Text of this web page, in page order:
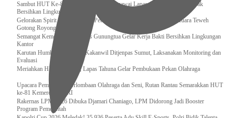
Sambut HUT Ke-81 Kemerdekaan RI, Pegawai Lapas Gunungsitoli Kompak
Bersihkan Lingkungan Kantor
Gelorakan Spirit Kemerdekaan, Petugas dan Warga Binaan Lapas Muara Teweh
Gotong Royong Kurve Masjid
Semangat Kemerdekaan, Lapas Gunungtua Gelar Kerja Bakti Bersihkan Lingkungan
Kantor
Karutan Humbahas Sambut Kakanwil Ditjenpas Sumut, Laksanakan Monitoring dan
Evaluasi
Meriahkan HUT RI ke-81, Lapas Tahuna Gelar Pembukaan Pekan Olahraga
Upacara Pembukaan Perlombaan Olahraga dan Seni, Rutan Rantau Semarakkan HUT
ke-81 Kemerdekaan RI
Rakernas LPM 2026 Dibuka Djamari Chaniago, LPM Didorong Jadi Booster
Program Pemerintah